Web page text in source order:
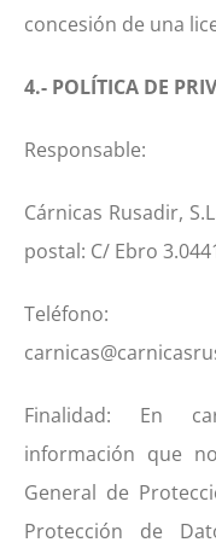
concesión de una
4.- POLÍTICA DE
Responsable:
Cárnicas Rusadir,
postal: C/ Ebro
Teléfono:
Finalidad: En
información que
General de
Protección de